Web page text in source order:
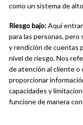
como un sistema de
Riesgo bajo:Aquí
para las personas,
y rendición de cuentas
nivel de riesgo. Nos
de atención al cliente o
proporcionar
capacidades y
funcione de manera